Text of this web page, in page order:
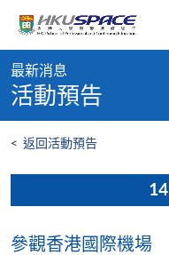
content
content
start
最新消息
活動預告
< 返回活動預告
14
參觀香港國際機場